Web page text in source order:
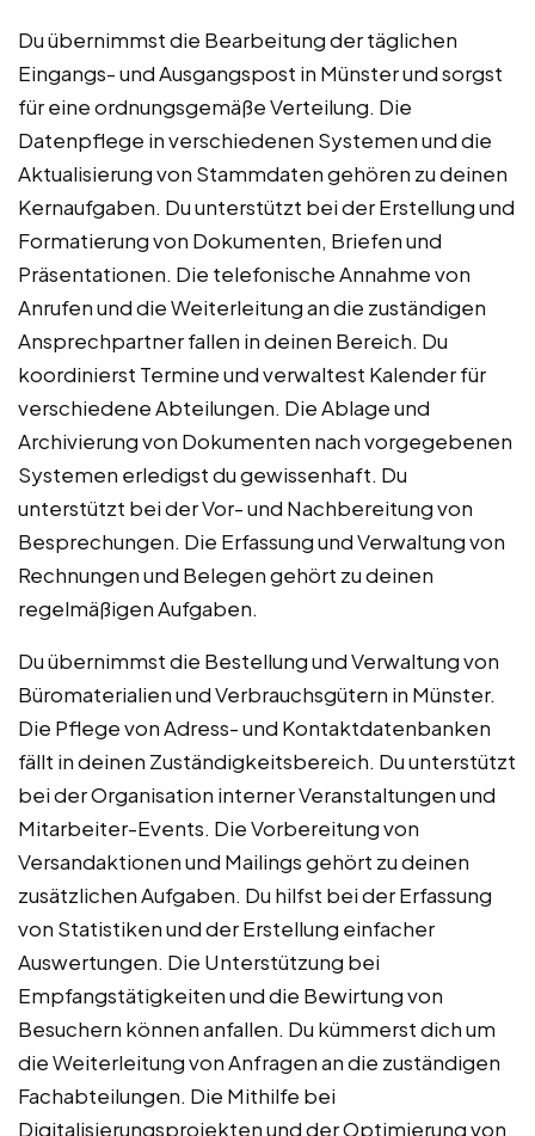
Du übernimmst die Bearbeitung der täglichen
Eingangs- und Ausgangspost in Münster und sorgst
für eine ordnungsgemäße Verteilung. Die
Datenpflege in verschiedenen Systemen und die
Aktualisierung von Stammdaten gehören zu deinen
Kernaufgaben. Du unterstützt bei der Erstellung und
Formatierung von Dokumenten, Briefen und
Präsentationen. Die telefonische Annahme von
Anrufen und die Weiterleitung an die zuständigen
Ansprechpartner fallen in deinen Bereich. Du
koordinierst Termine und verwaltest Kalender für
verschiedene Abteilungen. Die Ablage und
Archivierung von Dokumenten nach vorgegebenen
Systemen erledigst du gewissenhaft. Du
unterstützt bei der Vor- und Nachbereitung von
Besprechungen. Die Erfassung und Verwaltung von
Rechnungen und Belegen gehört zu deinen
regelmäßigen Aufgaben.
Du übernimmst die Bestellung und Verwaltung von
Büromaterialien und Verbrauchsgütern in Münster.
Die Pflege von Adress- und Kontaktdatenbanken
fällt in deinen Zuständigkeitsbereich. Du unterstützt
bei der Organisation interner Veranstaltungen und
Mitarbeiter-Events. Die Vorbereitung von
Versandaktionen und Mailings gehört zu deinen
zusätzlichen Aufgaben. Du hilfst bei der Erfassung
von Statistiken und der Erstellung einfacher
Auswertungen. Die Unterstützung bei
Empfangstätigkeiten und die Bewirtung von
Besuchern können anfallen. Du kümmerst dich um
die Weiterleitung von Anfragen an die zuständigen
Fachabteilungen. Die Mithilfe bei
Digitalisierungsprojekten und der Optimierung von